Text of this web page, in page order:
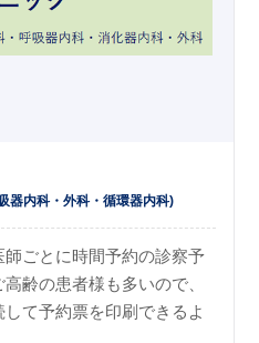
器内科 外科 循環器内科)
ごとに時間予約の診察予
齢の患者様も多いので、
て予約票を印刷できるよ